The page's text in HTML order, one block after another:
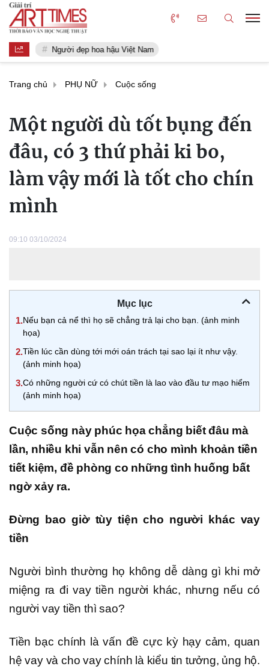
Người đẹp hoa hậu Việt Nam
Trang chủ PHỤ NỮ Cuộc sống
Một người dù tốt bụng đến
đâu, có 3 thứ phải ki bo,
làm vậy mới là tốt cho chín
mình
09:10 03/10/2024
Mục lục
1.Nếu bạn cả nể thì họ sẽ chẳng trả lại cho bạn. (ảnh minh
họa)
2.Tiền lúc cần dùng tới mới oán trách tại sao lại ít như vậy.
(ảnh minh họa)
3.Có những người cứ có chút tiền là lao vào đầu tư mạo hiểm
(ảnh minh họa)
Cuộc sống này phúc họa chẳng biết đâu mà
lần, nhiều khi vẫn nên có cho mình khoản tiền
tiết kiệm, đề phòng co những tình huống bất
ngờ xảy ra.
Đừng bao giờ tùy tiện cho người khác vay
tiền
Người bình thường họ không dễ dàng gì khi mở
miệng ra đi vay tiền người khác, nhưng nếu có
người vay tiền thì sao?
Tiền bạc chính là vấn đề cực kỳ hạy cảm, quan
hệ vay và cho vay chính là kiểu tin tưởng, ủng hộ.